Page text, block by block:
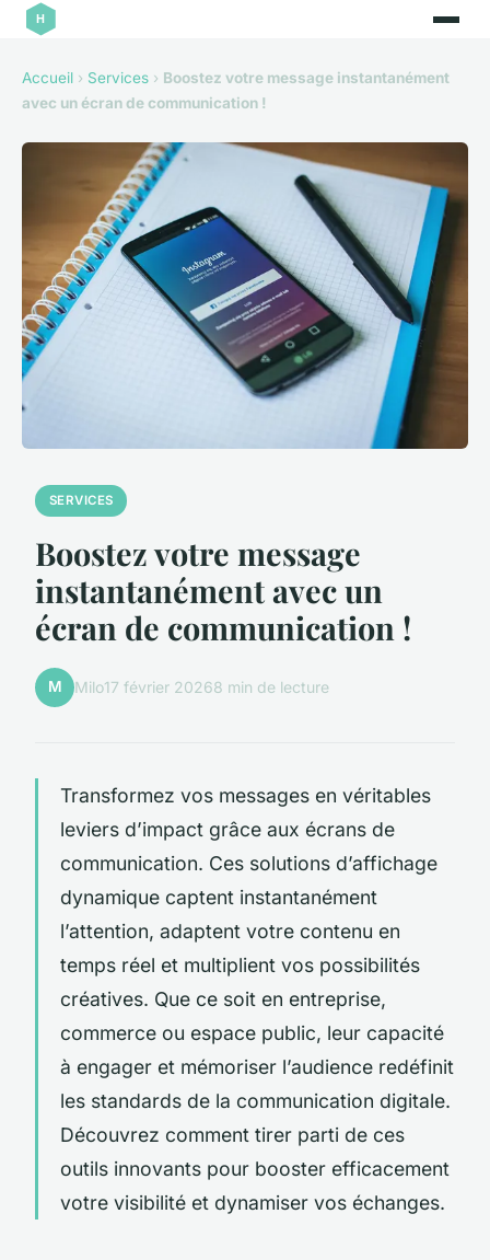
Accueil › Services › Boostez votre message instantanément
avec un écran de communication !
SERVICES
Boostez votre message
instantanément avec un
écran de communication !
M Milo17 février 20268 min de lecture
Transformez vos messages en véritables
leviers d’impact grâce aux écrans de
communication. Ces solutions d’affichage
dynamique captent instantanément
l’attention, adaptent votre contenu en
temps réel et multiplient vos possibilités
créatives. Que ce soit en entreprise,
commerce ou espace public, leur capacité
à engager et mémoriser l’audience redéfinit
les standards de la communication digitale.
Découvrez comment tirer parti de ces
outils innovants pour booster efficacement
votre visibilité et dynamiser vos échanges.